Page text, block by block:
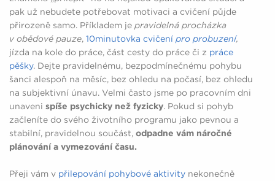
pak už nebudete potřebovat motivaci a cvičení půjde
přirozeně samo. Příkladem je pravidelná procházka
v obědové pauze, 10minutovka cvičení pro probuzení,
jízda na kole do práce, část cesty do práce či z práce
pěšky. Dejte pravidelnému, bezpodmínečnému pohybu
šanci alespoň na měsíc, bez ohledu na počasí, bez ohledu
na subjektivní únavu. Velmi často jsme po pracovním dni
unaveni spíše psychicky než fyzicky. Pokud si pohyb
začleníte do svého životního programu jako pevnou a
stabilní, pravidelnou součást, odpadne vám náročné
plánování a vymezování času.
Přeji vám v přilepování pohybové aktivity nekonečně